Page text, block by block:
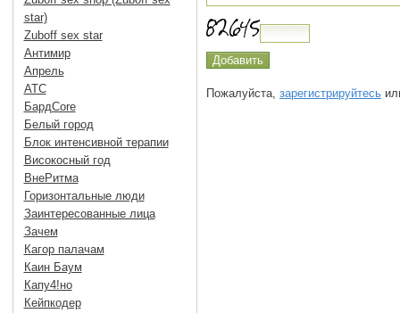
Пожалуйста, зарегистрируйтесь
star)
Zuboff sex star
Антимир
Апрель
АТС
БардCore
Белый город
Блок интенсивной терапии
Високосный год
ВнеРитма
Горизонтальные люди
Заинтересованные лица
Зачем
Кагор палачам
Каин Баум
Капу4!но
Кейпкодер